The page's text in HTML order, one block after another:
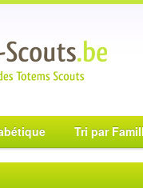
Tri par